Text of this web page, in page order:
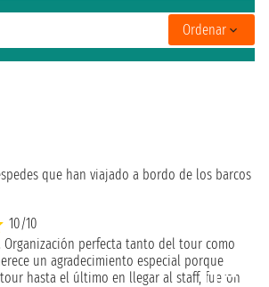
Ordenar
que han viajado a bordo de los barcos
10/10
Organización perfecta tanto del tour como
un agradecimiento especial porque
hasta el último en llegar al staff, fueron